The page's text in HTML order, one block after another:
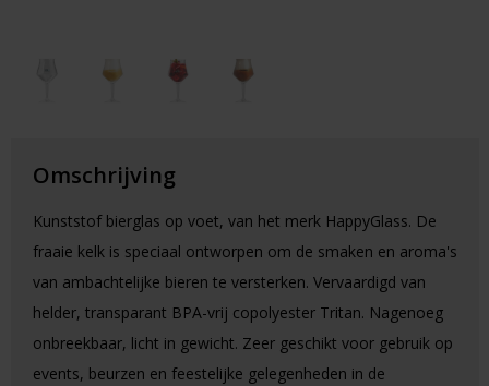
Omschrijving
Kunststof bierglas op voet, van het merk HappyGlass. De
fraaie kelk is speciaal ontworpen om de smaken en aroma's
van ambachtelijke bieren te versterken. Vervaardigd van
helder, transparant BPA-vrij copolyester Tritan. Nagenoeg
onbreekbaar, licht in gewicht. Zeer geschikt voor gebruik op
events, beurzen en feestelijke gelegenheden in de